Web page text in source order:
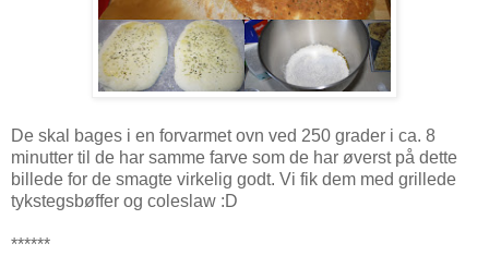
De skal bages i en forvarmet ovn ved 250 grader i ca. 8
minutter til de har samme farve som de har øverst på dette
billede for de smagte virkelig godt. Vi fik dem med grillede
tykstegsbøffer og coleslaw :D
******